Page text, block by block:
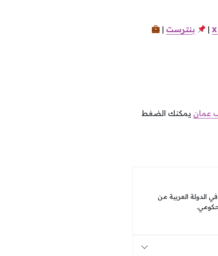
x
| بنترست |
عمان يمكنك الضغط
الدولة العربية من